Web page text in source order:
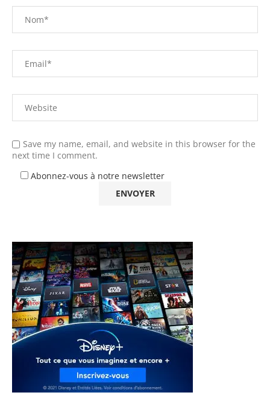
Save my name, email, and website in this browser for the
next time I comment.
Abonnez-vous à notre newsletter